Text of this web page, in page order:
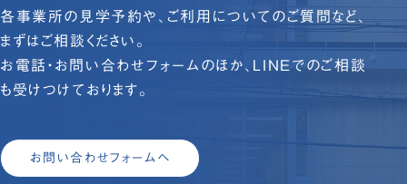
各事業所の見学予約や、ご利用についてのご質問など、
まずはご相談ください。
お電話・お問い合わせフォームのほか、LINEでのご相談
も受けつけております。
お問い合わせフォームへ